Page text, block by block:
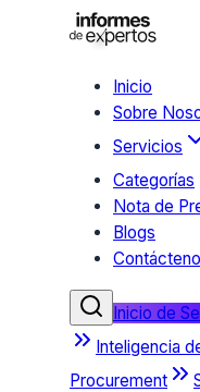
Inicio
Sobre
Servicios
Categorías
Nota de
Blogs
Inicio de
Inteligencia
Procurement